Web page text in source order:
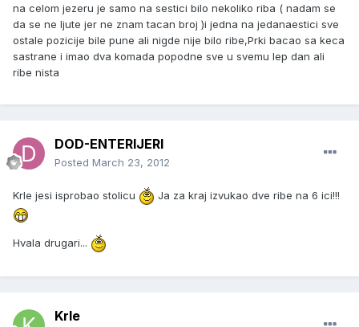
na celom jezeru je samo na sestici bilo nekoliko riba ( nadam se
da se ne ljute jer ne znam tacan broj )i jedna na jedanaestici sve
ostale pozicije bile pune ali nigde nije bilo ribe,Prki bacao sa keca
sastrane i imao dva komada popodne sve u svemu lep dan ali
ribe nista
DOD-ENTERIJERI
Posted March 23, 2012
Krle jesi isprobao stolicu Ja za kraj izvukao dve ribe na 6 ici!!!
Hvala drugari...
Krle